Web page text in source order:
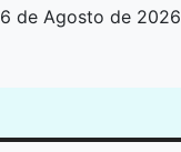
6 de Agosto de 2026